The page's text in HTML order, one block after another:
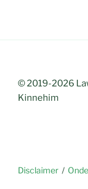
© 2019-2026
Kinnehim
Disclaimer